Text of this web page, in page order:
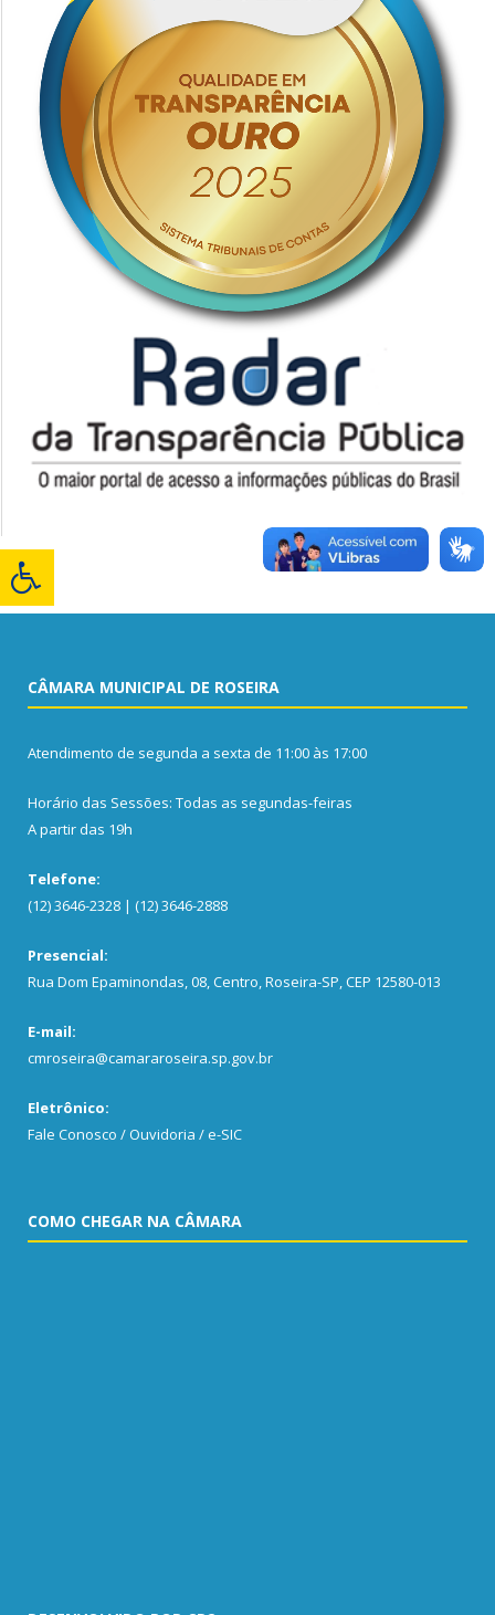
CÂMARA MUNICIPAL DE ROSEIRA
Atendimento de segunda a sexta de 11:00 às 17:00
Horário das Sessões: Todas as segundas-feiras
A partir das 19h
Telefone:
(12) 3646-2328 | (12) 3646-2888
Presencial:
Rua Dom Epaminondas, 08, Centro, Roseira-SP, CEP 12580-013
E-mail:
cmroseira@camararoseira.sp.gov.br
Eletrônico:
Fale Conosco / Ouvidoria / e-SIC
COMO CHEGAR NA CÂMARA